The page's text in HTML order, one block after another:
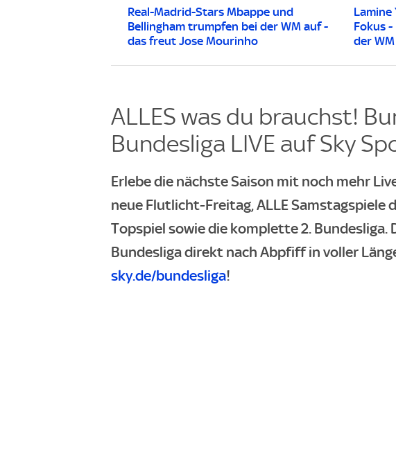
Real-Madrid-Stars Mbappe und
Bellingham trumpfen bei der WM auf -
das freut Jose Mourinho
Lamine
Fokus
der
ALLES was du brauchst!
Bundesliga LIVE auf Sky
Erlebe die nächste Saison mit noch mehr
neue Flutlicht-Freitag, ALLE Samstagspiele
Topspiel sowie die komplette 2. Bundesliga.
Bundesliga direkt nach Abpfiff in voller
sky.de/bundesliga!